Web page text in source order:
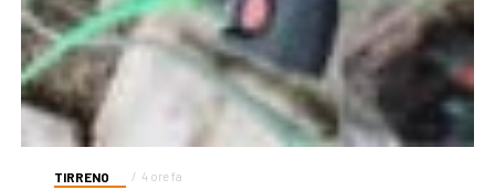
TIRRENO 4 ore fa